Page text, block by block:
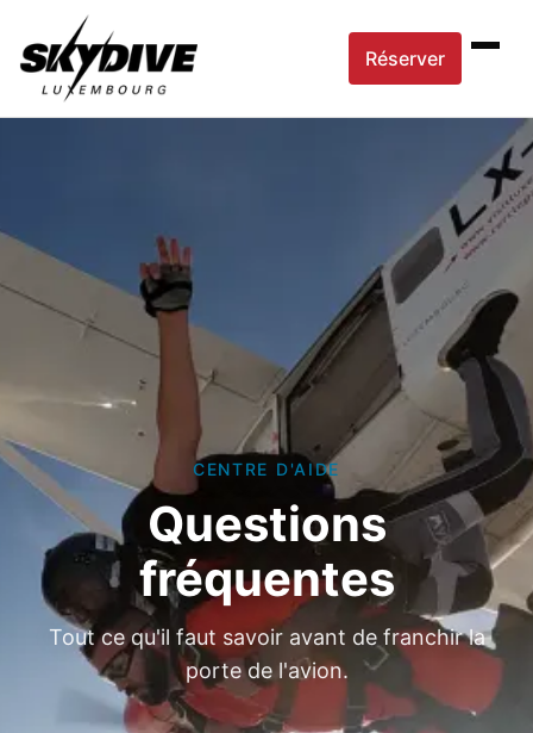
Réserver
CENTRE D'AIDE
Questions
fréquentes
Tout ce qu'il faut savoir avant de franchir la
porte de l'avion.